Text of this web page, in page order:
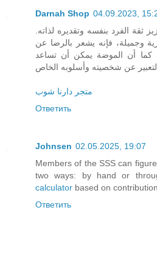
Darnah Shop 04.09.2023,
ثقة الفرد بنفسه وتقديره لذاته.
وجميلة، فإنه يشعر بالرضا عن
كما أن الموضة يمكن أن تساعد
متجر دارنا شوب
Ответить
Johnsen 02.05.2025, 19:07
Members of the SSS can
two ways: by hand or
calculator based on contribution.
Ответить